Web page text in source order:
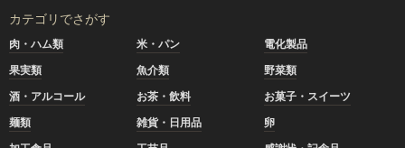
カテゴリでさがす
肉・ハム類 米・パン
電化製品
果実類
魚介類
野菜類
酒・アルコール
お茶・飲料
お菓子・スイーツ
麺類
雑貨・日用品
卵